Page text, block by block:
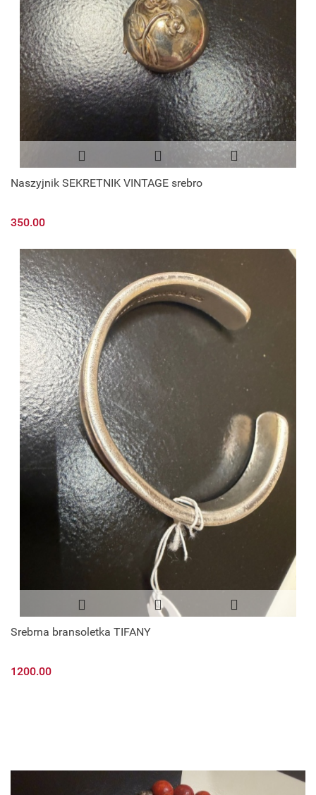
Naszyjnik SEKRETNIK VINTAGE srebro
350.00
Srebrna bransoletka TIFANY
1200.00